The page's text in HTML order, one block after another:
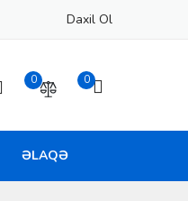
Daxil Ol
0 0
ƏLAQƏ